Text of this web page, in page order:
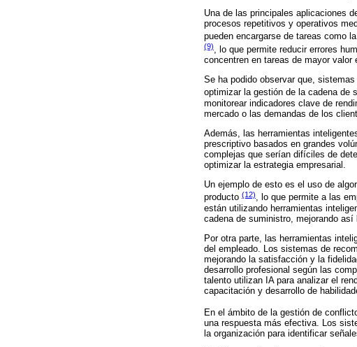
Una de las principales aplicaciones
procesos repetitivos y operativos
pueden encargarse de tareas como
(9), lo que permite reducir errores
concentren en tareas de mayor valor
Se ha podido observar que,
optimizar la gestión de la cadena de
monitorear indicadores clave de
mercado o las demandas de los
Además, las herramientas
prescriptivo basados en grandes
complejas que serían difíciles de
optimizar la estrategia empresarial.
Un ejemplo de esto es el uso de
producto (12), lo que permite a las
están utilizando herramientas
cadena de suministro, mejorando así
Por otra parte, las herramientas
del empleado. Los sistemas de
mejorando la satisfacción y la
desarrollo profesional según las
talento utilizan IA para analizar el
capacitación y desarrollo de
En el ámbito de la gestión de
una respuesta más efectiva. Los
la organización para identificar